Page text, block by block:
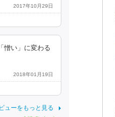
2017年10月29日
憎い」に変わる
2018年01月19日
ューをもっと見る